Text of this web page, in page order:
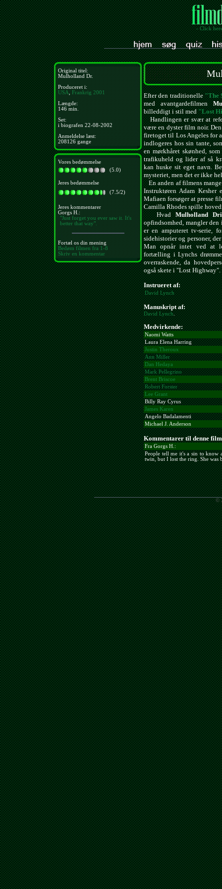
- Click
Original titel:
Mulholland Dr.
Produceret i:
USA,Frankrig 2001
Længde:
146 min.
Set:
i biografen 22-08-2002
Anmeldelse læst:
208126 gange
Vores bedømmelse
(5.0)
Jeres bedømmelse
(7.5/2)
Jeres kommentarer
Gorgs H.:
"Just forget you ever saw it. It's
better that way".
Fortæl os din mening
Bedøm filmen fra 1-8
Skriv en kommentar
Efter den traditionelle"The
med avantgardefilmen
billeddigt i stil med"Lost
Handlingen er svær at
være en dyster film noir.
firetoget til Los Angeles for
indlogeres hos sin tante,
en mørkhåret skønhed,
trafikuheld og lider af så
kan huske sit eget navn.
mysteriet, men det er ikke
En anden af filmens mange
Instruktøren Adam
Mafiaen forsøger at presse
Camilla Rhodes spille
HvadMulholland
opfindsomhed, mangler
er en amputeret tv-serie,
sidehistorier og personer,
Man opnår intet ved at
fortælling i Lynchs
overraskende, da
også skete i "Lost Highway".
Instrueret af:
David Lynch
Manuskript af:
David Lynch.
Medvirkende:
Naomi Watts
Laura Elena Harring
Justin Theroux
Ann Miller
Dan Hedaya
Mark Pellegrino
Brent Briscoe
Robert Forster
Lee Grant
Billy Ray Cyrus
James Karen
Angelo Badalamenti
Michael J. Anderson
Kommentarer til denne
Fra Gorgs H.:
People tell me it's a sin to know
twin, but I lost the ring. She was
©